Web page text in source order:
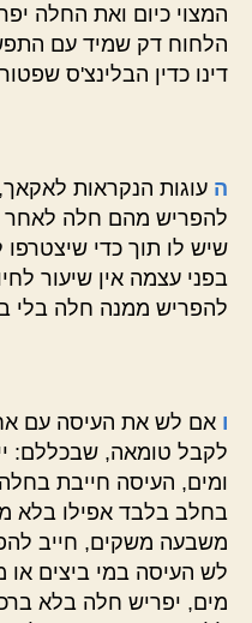
המצוי כיום ואת החלה
הלחוח דק שמיד עם
דינו כדין הבלינצ'ס
ה עוגות הנקראות
להפריש מהם חלה לאחר
שיש לו תוך כדי שיצטרפו
בפני עצמה אין שיעור
להפריש ממנה חלה בלי
ו אם לש את העיסה עם
לקבל טומאה, שבכללם:
ומים, העיסה חייבת
בחלב בלבד אפילו בלא
משבעה משקים, חייב
לש העיסה במי ביצים או
מים, יפריש חלה בלא